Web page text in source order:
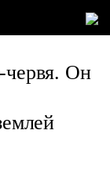
червя. Он